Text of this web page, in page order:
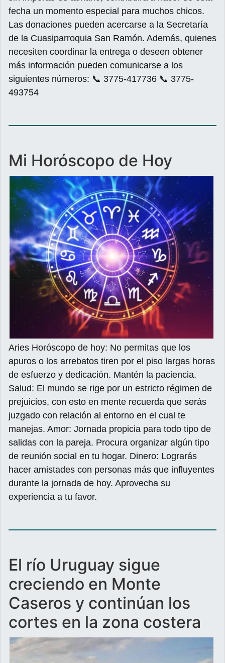
fecha un momento especial para muchos chicos.
Las donaciones pueden acercarse a la Secretaría
de la Cuasiparroquia San Ramón. Además, quienes
necesiten coordinar la entrega o deseen obtener
más información pueden comunicarse a los
siguientes números: 📞 3775-417736 📞 3775-
493754
Mi Horóscopo de Hoy
Aries Horóscopo de hoy: No permitas que los
apuros o los arrebatos tiren por el piso largas horas
de esfuerzo y dedicación. Mantén la paciencia.
Salud: El mundo se rige por un estricto régimen de
prejuicios, con esto en mente recuerda que serás
juzgado con relación al entorno en el cual te
manejas. Amor: Jornada propicia para todo tipo de
salidas con la pareja. Procura organizar algún tipo
de reunión social en tu hogar. Dinero: Lograrás
hacer amistades con personas más que influyentes
durante la jornada de hoy. Aprovecha su
experiencia a tu favor.
El río Uruguay sigue
creciendo en Monte
Caseros y continúan los
cortes en la zona costera